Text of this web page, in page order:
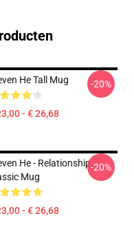
He Tall Mug
- € 26,68
-20%
He - Relationship
Mug
- € 26,68
-20%